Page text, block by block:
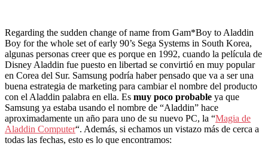
Regarding the sudden change of name from Gam*Boy to Aladdin
Boy for the whole set of early 90’s Sega Systems in South Korea,
algunas personas creer que es porque en 1992, cuando la película de
Disney Aladdin fue puesto en libertad se convirtió en muy popular
en Corea del Sur. Samsung podría haber pensado que va a ser una
buena estrategia de marketing para cambiar el nombre del producto
con el Aladdin palabra en ella. Es muy poco probable ya que
Samsung ya estaba usando el nombre de “Aladdin” hace
aproximadamente un año para uno de su nuevo PC, la “Magia de
Aladdin Computer“. Además, si echamos un vistazo más de cerca a
todas las fechas, esto es lo que encontramos: